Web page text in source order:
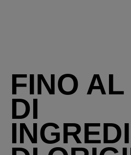
FINO
DI